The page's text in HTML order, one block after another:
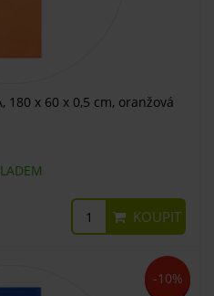
180 x 60 x 0,5 cm, oranžová
KOUPIT
-10%